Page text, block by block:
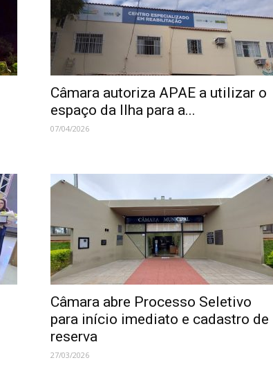
Câmara autoriza APAE a utilizar o
espaço da Ilha para a...
07/04/2026
Câmara abre Processo Seletivo
para início imediato e cadastro de
reserva
27/03/2026